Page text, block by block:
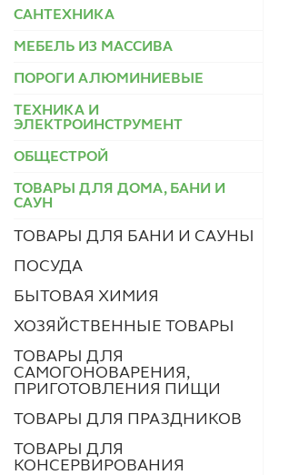
САНТЕХНИКА
МЕБЕЛЬ ИЗ МАССИВА
ПОРОГИ АЛЮМИНИЕВЫЕ
ТЕХНИКА И
ЭЛЕКТРОИНСТРУМЕНТ
ОБЩЕСТРОЙ
ТОВАРЫ ДЛЯ ДОМА, БАНИ И
САУН
ТОВАРЫ ДЛЯ БАНИ И САУНЫ
ПОСУДА
БЫТОВАЯ ХИМИЯ
ХОЗЯЙСТВЕННЫЕ ТОВАРЫ
ТОВАРЫ ДЛЯ
САМОГОНОВАРЕНИЯ,
ПРИГОТОВЛЕНИЯ ПИЩИ
ТОВАРЫ ДЛЯ ПРАЗДНИКОВ
ТОВАРЫ ДЛЯ
КОНСЕРВИРОВАНИЯ